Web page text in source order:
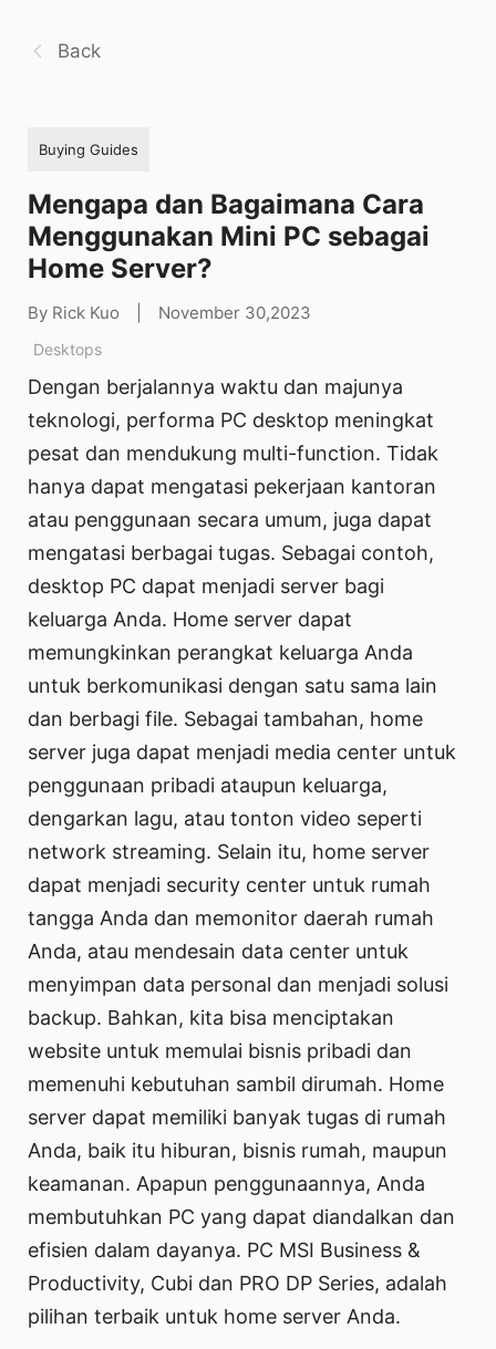
Back
Buying Guides
Mengapa dan Bagaimana Cara
Menggunakan Mini PC sebagai
Home Server?
By Rick Kuo November 30,2023
Desktops
Dengan berjalannya waktu dan majunya
teknologi, performa PC desktop meningkat
pesat dan mendukung multi-function. Tidak
hanya dapat mengatasi pekerjaan kantoran
atau penggunaan secara umum, juga dapat
mengatasi berbagai tugas. Sebagai contoh,
desktop PC dapat menjadi server bagi
keluarga Anda. Home server dapat
memungkinkan perangkat keluarga Anda
untuk berkomunikasi dengan satu sama lain
dan berbagi file. Sebagai tambahan, home
server juga dapat menjadi media center untuk
penggunaan pribadi ataupun keluarga,
dengarkan lagu, atau tonton video seperti
network streaming. Selain itu, home server
dapat menjadi security center untuk rumah
tangga Anda dan memonitor daerah rumah
Anda, atau mendesain data center untuk
menyimpan data personal dan menjadi solusi
backup. Bahkan, kita bisa menciptakan
website untuk memulai bisnis pribadi dan
memenuhi kebutuhan sambil dirumah. Home
server dapat memiliki banyak tugas di rumah
Anda, baik itu hiburan, bisnis rumah, maupun
keamanan. Apapun penggunaannya, Anda
membutuhkan PC yang dapat diandalkan dan
efisien dalam dayanya. PC MSI Business &
Productivity, Cubi dan PRO DP Series, adalah
pilihan terbaik untuk home server Anda.